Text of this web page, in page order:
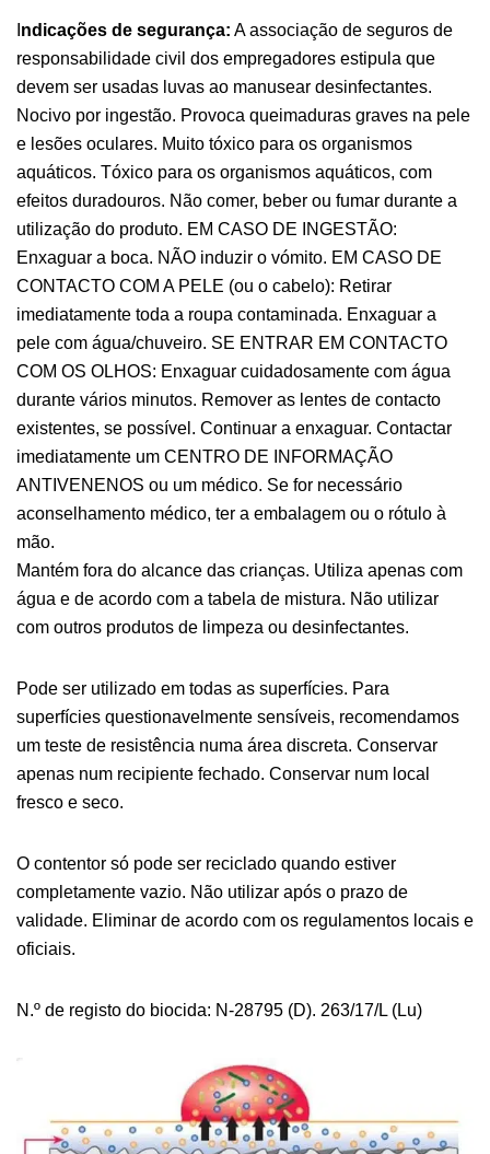
ndicações de segurança: A associação de seguros de
responsabilidade civil dos empregadores estipula que
devem ser usadas luvas ao manusear desinfectantes.
Nocivo por ingestão. Provoca queimaduras graves na pele
e lesões oculares. Muito tóxico para os organismos
aquáticos. Tóxico para os organismos aquáticos, com
efeitos duradouros. Não comer, beber ou fumar durante a
utilização do produto. EM CASO DE INGESTÃO:
Enxaguar a boca. NÃO induzir o vómito. EM CASO DE
CONTACTO COM A PELE (ou o cabelo): Retirar
imediatamente toda a roupa contaminada. Enxaguar a
pele com água/chuveiro. SE ENTRAR EM CONTACTO
COM OS OLHOS: Enxaguar cuidadosamente com água
durante vários minutos. Remover as lentes de contacto
existentes, se possível. Continuar a enxaguar. Contactar
imediatamente um CENTRO DE INFORMAÇÃO
ANTIVENENOS ou um médico. Se for necessário
aconselhamento médico, ter a embalagem ou o rótulo à
mão.
Mantém fora do alcance das crianças. Utiliza apenas com
água e de acordo com a tabela de mistura. Não utilizar
com outros produtos de limpeza ou desinfectantes.
Pode ser utilizado em todas as superfícies. Para
superfícies questionavelmente sensíveis, recomendamos
um teste de resistência numa área discreta. Conservar
apenas num recipiente fechado. Conservar num local
fresco e seco.
O contentor só pode ser reciclado quando estiver
completamente vazio. Não utilizar após o prazo de
validade. Eliminar de acordo com os regulamentos locais e
oficiais.
N.º de registo do biocida: N-28795 (D). 263/17/L (Lu)